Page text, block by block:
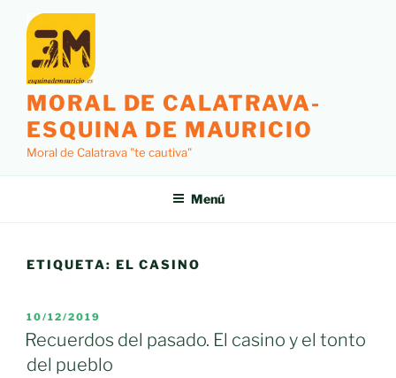
contenido
MORAL DE CALATRAVA-
ESQUINA DE MAURICIO
Moral de Calatrava "te cautiva"
Menú
ETIQUETA: EL CASINO
PUBLICADO
EL
10/12/2019
Recuerdos del pasado. El casino y el tonto
del pueblo